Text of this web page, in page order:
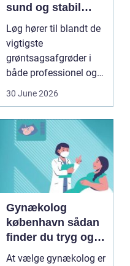
sund og stabil
løgavl
Løg hører til blandt de
vigtigste
grøntsagsafgrøder i
både professionel og
hobbybaseret
30 June 2026
Gynækolog
københavn sådan
finder du tryg og
professionel hjælp
At vælge gynækolog er